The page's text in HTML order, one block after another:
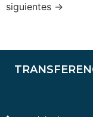
siguientes →